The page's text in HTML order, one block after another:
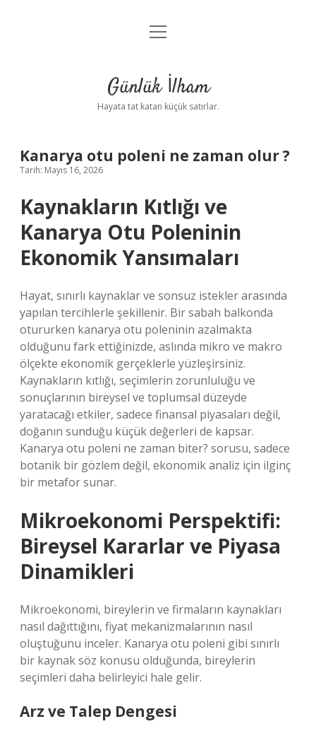
Anasayfa
Yasal Uyarı
menüyü
Günlük İlham
Hayata tat katan küçük satırlar.
Kanarya otu poleni ne zaman olur ?
Tarih: Mayıs 16, 2026
Kaynakların Kıtlığı ve
Kanarya Otu Poleninin
Ekonomik Yansımaları
Hayat, sınırlı kaynaklar ve sonsuz istekler arasında
yapılan tercihlerle şekillenir. Bir sabah balkonda
otururken kanarya otu poleninin azalmakta
olduğunu fark ettiğinizde, aslında mikro ve makro
ölçekte ekonomik gerçeklerle yüzleşirsiniz.
Kaynakların kıtlığı, seçimlerin zorunluluğu ve
sonuçlarının bireysel ve toplumsal düzeyde
yaratacağı etkiler, sadece finansal piyasaları değil,
doğanın sunduğu küçük değerleri de kapsar.
Kanarya otu poleni ne zaman biter? sorusu, sadece
botanik bir gözlem değil, ekonomik analiz için ilginç
bir metafor sunar.
Mikroekonomi Perspektifi:
Bireysel Kararlar ve Piyasa
Dinamikleri
Mikroekonomi, bireylerin ve firmaların kaynakları
nasıl dağıttığını, fiyat mekanizmalarının nasıl
oluştuğunu inceler. Kanarya otu poleni gibi sınırlı
bir kaynak söz konusu olduğunda, bireylerin
seçimleri daha belirleyici hale gelir.
Arz ve Talep Dengesi